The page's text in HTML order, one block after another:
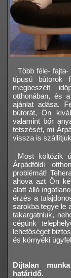
Több féle-
típusú bútorok
megbeszélt
otthonában, és
ajánlat adása.
bútorát, Ön
valamint bőr
tetszését, mi
vissza is
Most költözik
Árpádföldi
problémát!
ahova azt Ön
alatt álló
érzés a
sarokba tegye le
takargatniuk,
cégünk
lehetőséget
és környéki
Díjtalan
határidő.